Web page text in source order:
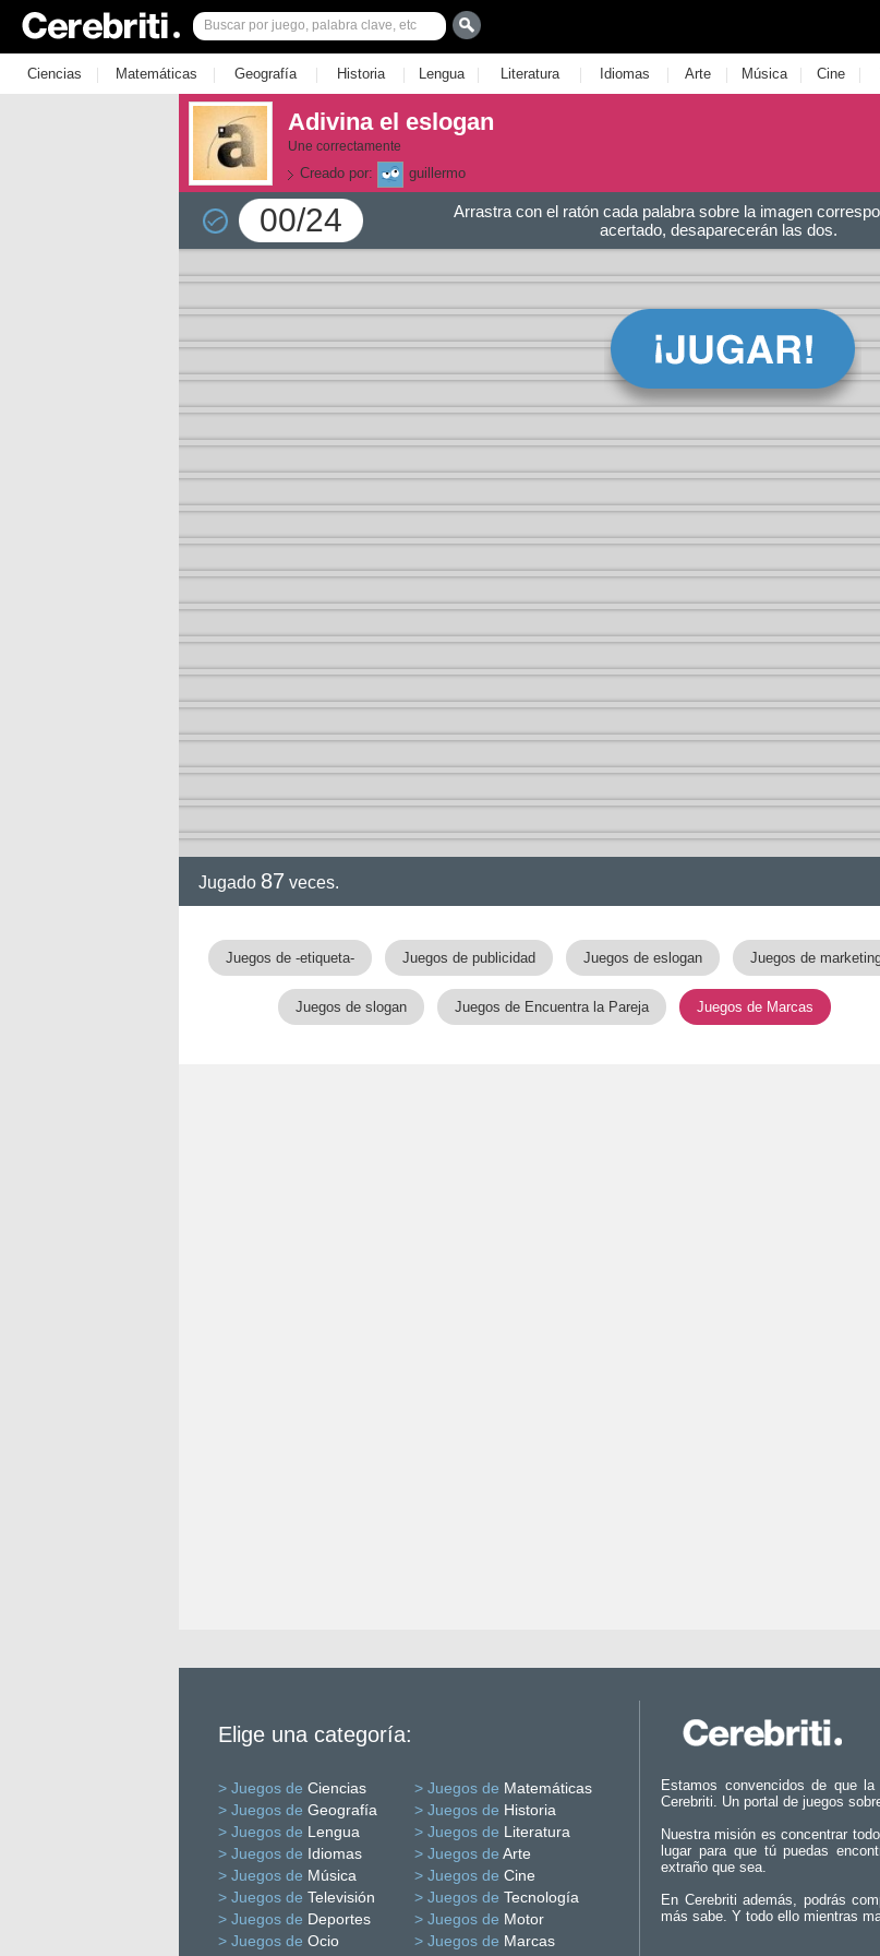
Ciencias | Matemáticas | Geografía | Historia | Lengua | Literatura | Idiomas | Arte | Música | Cine |
Adivina el eslogan
Une correctamente
Creado por: guillermo
00/24
Arrastra con el ratón cada palabra sobre la imagen
acertado, desaparecerán las dos.
Jugado 87 veces.
Juegos de -etiqueta- Juegos de publicidad Juegos de eslogan Juegos de
Juegos de slogan Juegos de Encuentra la Pareja Juegos de Marcas
Elige una categoría:
> Juegos de Ciencias > Juegos de Matemáticas
> Juegos de Geografía > Juegos de Historia
> Juegos de Lengua > Juegos de Literatura
> Juegos de Idiomas > Juegos de Arte
> Juegos de Música > Juegos de Cine
> Juegos de Televisión > Juegos de Tecnología
> Juegos de Deportes > Juegos de Motor
> Juegos de Ocio > Juegos de Marcas
Estamos convencidos de que
Cerebriti. Un portal de juegos
Nuestra misión es concentrar
lugar para que tú puedas
extraño que sea.
En Cerebriti además, podrás
más sabe. Y todo ello mientras